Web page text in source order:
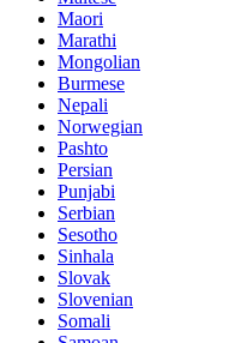
Maori
Marathi
Mongolian
Burmese
Nepali
Norwegian
Pashto
Persian
Punjabi
Serbian
Sesotho
Sinhala
Slovak
Slovenian
Somali